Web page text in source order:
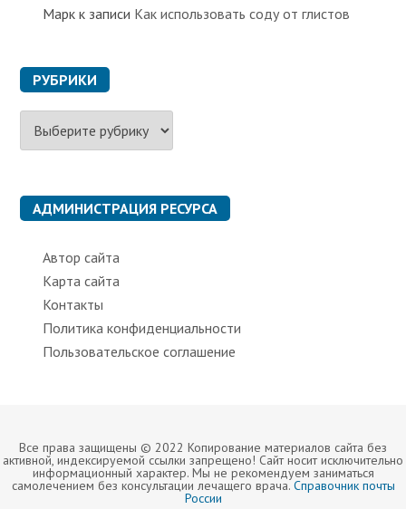
Марк к записи Как использовать соду от глистов
РУБРИКИ
Р
б
к
и АДМИНИСТРАЦИЯ РЕСУРСА
Автор сайта
Карта сайта
Контакты
Политика конфиденциальности
Пользовательское соглашение
Все права защищены © 2022 Копирование материалов сайта без
активной, индексируемой ссылки запрещено! Сайт носит исключительно
информационный характер. Мы не рекомендуем заниматься
самолечением без консультации лечащего врача.Справочник почты
России